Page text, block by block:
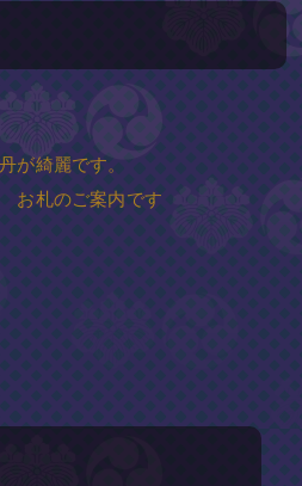
が綺麗です。
札のご案内です